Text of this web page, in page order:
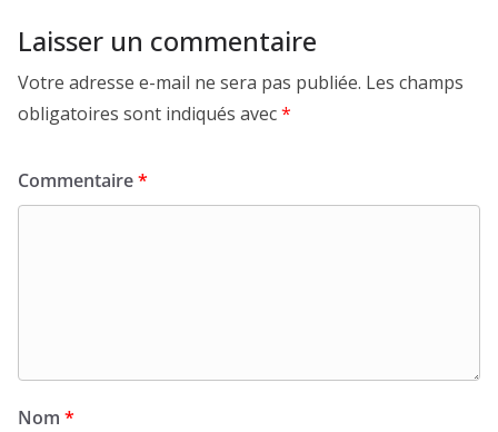
Laisser un commentaire
Votre adresse e-mail ne sera pas publiée. Les champs
obligatoires sont indiqués avec*
Commentaire*
Nom *